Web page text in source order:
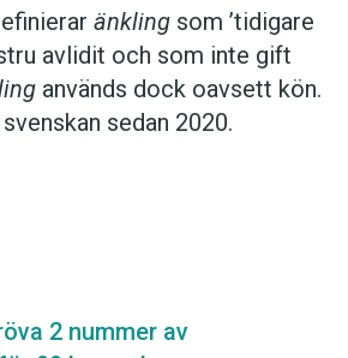
änkling som ’tidigare
av­lidit och som inte gift
används dock oavsett kön.
sedan 2020.
2 nummer av